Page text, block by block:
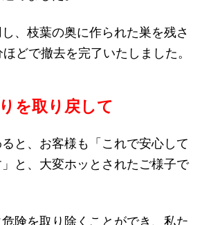
、枝葉の奥に作られた巣を残さ
どで撤去を完了いたしました。
を取り戻して
と、お客様も「これで安心して
と、大変ホッとされたご様子で
険を取り除くことができ、私た